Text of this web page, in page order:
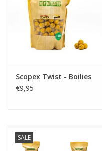
Bucket Deals
Bulk Deals
Partikels & Pellets
Scopex Twist - Boilies
€9,95
SALE